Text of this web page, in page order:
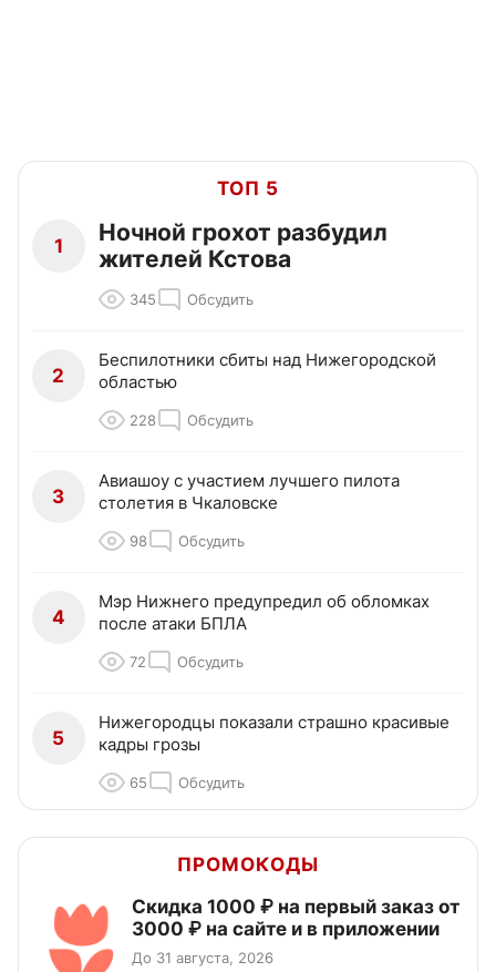
ТОП 5
1
Ночной грохот разбудил
жителей Кстова
345 Обсудить
2
Беспилотники сбиты над Нижегородской
областью
228 Обсудить
3
Авиашоу с участием лучшего пилота
столетия в Чкаловске
98 Обсудить
4
Мэр Нижнего предупредил об обломках
после атаки БПЛА
72 Обсудить
5
Нижегородцы показали страшно красивые
кадры грозы
65 Обсудить
ПРОМОКОДЫ
Скидка 1000 ₽ на первый заказ от
3000 ₽ на сайте и в приложении
До 31 августа, 2026